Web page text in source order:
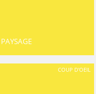
PAYSAGE
COUP D'OEIL